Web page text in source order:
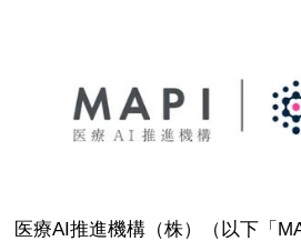
医療AI推進機構（株）（以下「